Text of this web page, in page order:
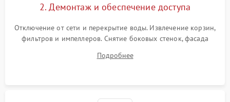
2. Демонтаж и обеспечение доступа
Отключение от сети и перекрытие воды. Извлечение корзин,
фильтров и импеллеров. Снятие боковых стенок, фасада
циркуляционному насосу, ТЭНу и сливной помпе.
Подробнее